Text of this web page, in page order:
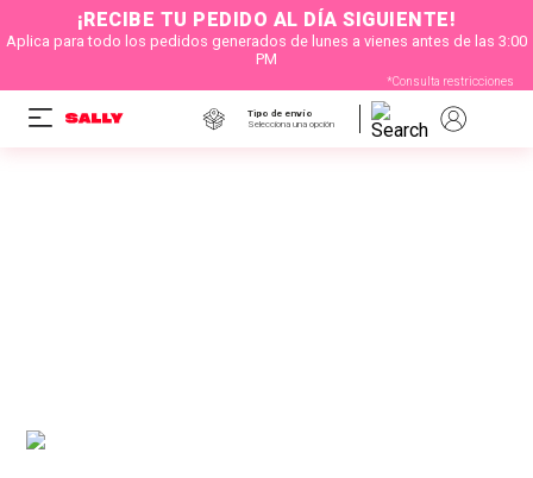
¡RECIBE TU PEDIDO AL DÍA SIGUIENTE!
Aplica para todo los pedidos generados de lunes a vienes antes de las 3:00
PM
*Consulta restricciones
Tipo de envío
Selecciona una opción